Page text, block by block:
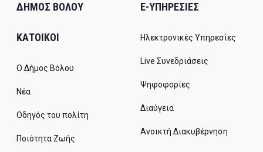
ΔΗΜΟΣ ΒΟΛΟΥ
ΚΑΤΟΙΚΟΙ
Ο Δήμος Βόλου
Νέα
Οδηγός του πολίτη
Ποιότητα Ζωής
E-ΥΠΗΡΕΣΙΕΣ
Ηλεκτρονικές Υπηρεσίες
Live Συνεδριάσεις
Ψηφοφορίες
Διαύγεια
Ανοικτή Διακυβέρνηση